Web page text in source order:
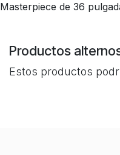
Masterpiece de 36
Productos
Estos productos